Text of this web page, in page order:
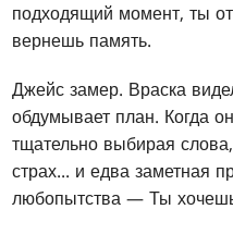
подходящий момент, ты
вернешь память.
Джейс замер. Враска
обдумывает план. Когда
тщательно выбирая
страх... и едва заметная
любопытства — Ты